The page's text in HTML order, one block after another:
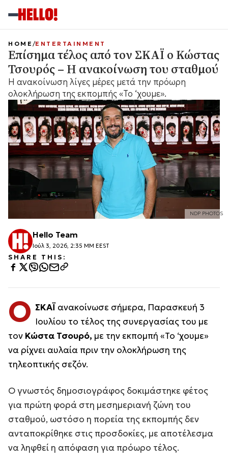
NDP PHOTOS
HOME ENTERTAINMENT
Επίσημα τέλος από τον ΣΚΑΪ ο Κώστας
Τσουρός – Η ανακοίνωση του σταθμού
Η ανακοίνωση λίγες μέρες μετά την πρόωρη
ολοκλήρωση της εκπομπής «Το ‘χουμε».
Hello Team
Ιούλ 3, 2026, 2:35 ΜΜ EEST
SHARE THIS:
Ο ΣΚΑΪ ανακοίνωσε σήμερα, Παρασκευή 3
Ιουλίου το τέλος της συνεργασίας του με
τον Κώστα Τσουρό, με την εκπομπή «Το ‘χουμε»
να ρίχνει αυλαία πριν την ολοκλήρωση της
τηλεοπτικής σεζόν.
Ο γνωστός δημοσιογράφος δοκιμάστηκε φέτος
για πρώτη φορά στη μεσημεριανή ζώνη του
σταθμού, ωστόσο η πορεία της εκπομπής δεν
ανταποκρίθηκε στις προσδοκίες, με αποτέλεσμα
να ληφθεί η απόφαση για πρόωρο τέλος.